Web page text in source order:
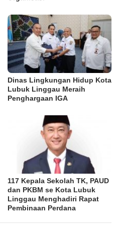
Dinas Lingkungan Hidup Kota
Lubuk Linggau Meraih
Penghargaan IGA
117 Kepala Sekolah TK, PAUD
dan PKBM se Kota Lubuk
Linggau Menghadiri Rapat
Pembinaan Perdana